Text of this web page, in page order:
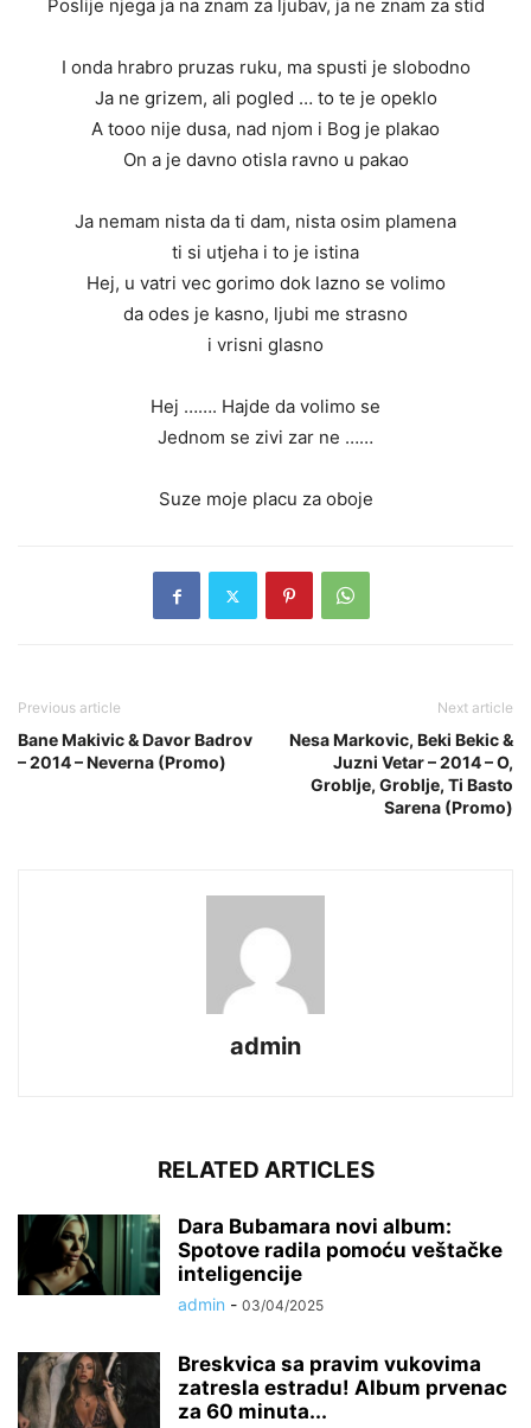
Poslije njega ja na znam za ljubav, ja ne znam za stid
I onda hrabro pruzas ruku, ma spusti je slobodno
Ja ne grizem, ali pogled … to te je opeklo
A tooo nije dusa, nad njom i Bog je plakao
On a je davno otisla ravno u pakao
Ja nemam nista da ti dam, nista osim plamena
ti si utjeha i to je istina
Hej, u vatri vec gorimo dok lazno se volimo
da odes je kasno, ljubi me strasno
i vrisni glasno
Hej ……. Hajde da volimo se
Jednom se zivi zar ne ……
Suze moje placu za oboje
Previous article
Bane Makivic & Davor Badrov
– 2014 – Neverna (Promo)
Next article
Nesa Markovic, Beki Bekic &
Juzni Vetar – 2014 – O,
Groblje, Groblje, Ti Basto
Sarena (Promo)
admin
RELATED ARTICLES
Dara Bubamara novi album:
Spotove radila pomoću veštačke
inteligencije
admin - 03/04/2025
Breskvica sa pravim vukovima
zatresla estradu! Album prvenac
za 60 minuta...